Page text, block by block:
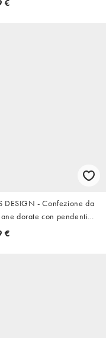
€
DESIGN - Confezione da
dorate con pendenti
€